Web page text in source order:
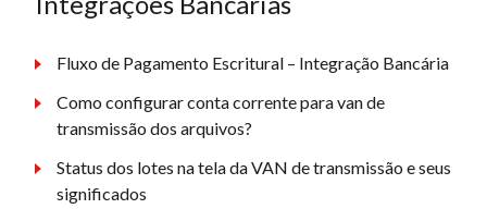
Fluxo de Pagamento Escritural – Integração Bancária
Como configurar conta corrente para van de
transmissão dos arquivos?
Status dos lotes na tela da VAN de transmissão e seus
significados